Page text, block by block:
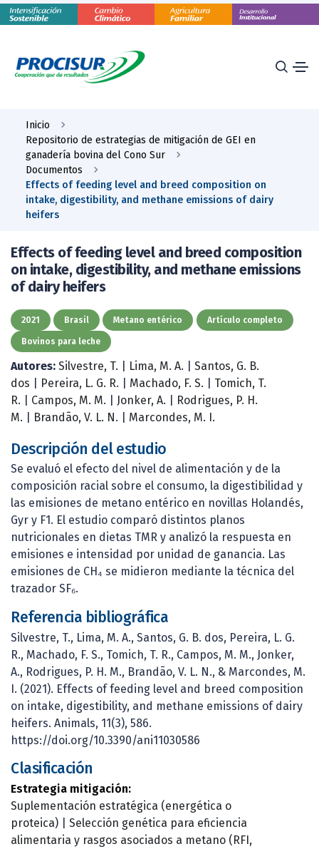
Inicio
Repositorio de estrategias de mitigación de GEI en
ganadería bovina del Cono Sur
Documentos
Effects of feeding level and breed composition on
intake, digestibility, and methane emissions of dairy
heifers
Effects of feeding level and breed composition
on intake, digestibility, and methane emissions
of dairy heifers
2021 Brasil Metano entérico Artículo completo
Bovinos para leche
Autores: Silvestre, T. Lima, M. A.
Santos, G. B.
dos
Pereira, L. G. R. Machado, F. S.
Tomich, T.
R.
Campos, M. M. Jonker, A.
Rodrigues, P. H.
M.
Brandão, V. L. N. Marcondes, M. I.
Descripción del estudio
Se evaluó el efecto del nivel de alimentación y de la
composición racial sobre el consumo, la digestibilidad y
las emisiones de metano entérico en novillas Holandés,
Gyr y F1. El estudio comparó distintos planos
nutricionales en dietas TMR y analizó la respuesta en
emisiones e intensidad por unidad de ganancia. Las
emisiones de CH₄ se midieron mediante la técnica del
trazador SF₆.
Referencia bibliográfica
Silvestre, T., Lima, M. A., Santos, G. B. dos, Pereira, L. G.
R., Machado, F. S., Tomich, T. R., Campos, M. M., Jonker,
A., Rodrigues, P. H. M., Brandão, V. L. N., & Marcondes, M.
I. (2021). Effects of feeding level and breed composition
on intake, digestibility, and methane emissions of dairy
heifers. Animals, 11(3), 586.
https://doi.org/10.3390/ani11030586
Clasificación
Estrategia mitigación:
Suplementación estratégica (energética o
proteica)
Selección genética para eficiencia
alimentaria y rasgos asociados a metano (RFI,